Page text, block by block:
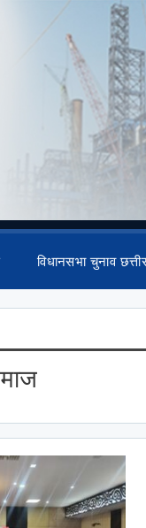
विधानसभा चुनाव